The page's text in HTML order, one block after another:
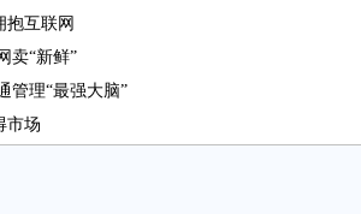
抱互联网
卖“新鲜”
管理“最强大脑”
市场